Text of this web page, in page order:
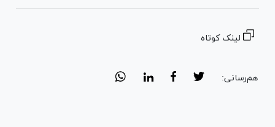
لینک کوتاه
هم‌رسانی: